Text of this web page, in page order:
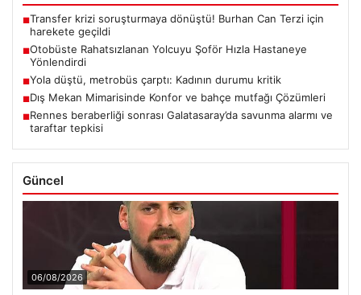
■Transfer krizi soruşturmaya dönüştü! Burhan Can Terzi için
harekete geçildi
■Otobüste Rahatsızlanan Yolcuyu Şoför Hızla Hastaneye
Yönlendirdi
■Yola düştü, metrobüs çarptı: Kadının durumu kritik
■Dış Mekan Mimarisinde Konfor ve bahçe mutfağı Çözümleri
■Rennes beraberliği sonrası Galatasaray’da savunma alarmı ve
taraftar tepkisi
Güncel
06/08/2026